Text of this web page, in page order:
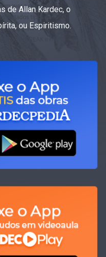
de Allan Kardec, o
ou Espiritismo.